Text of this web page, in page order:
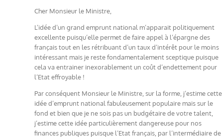
Cher Monsieur le Ministre,
L’idée d’un grand emprunt national m’apparait politiquement
excellente puisqu’elle permet de faire appel à l’épargne des
français tout en les rétribuant d’un taux d’intérêt pour le moins
intéressant mais je reste fondamentalement sceptique puisque
cela va entrainer inexorablement un coût d’endettement pour
l’Etat effroyable !
Par conséquent Monsieur le Ministre, sur la forme, j’estime cette
idée d’emprunt national fabuleusement populaire mais sur le
fond et bien que je ne sois pas un budgétaire de votre talent,
j’estime cette idée particulièrement dangereuse pour nos
finances publiques puisque l’Etat français, par l’intermédiaire de